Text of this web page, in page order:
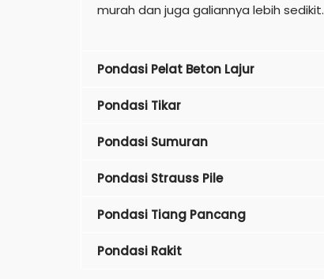
murah dan juga galiannya lebih sedikit.
Pondasi Pelat Beton Lajur
Pondasi Tikar
Pondasi Sumuran
Pondasi Strauss Pile
Pondasi Tiang Pancang
Pondasi Rakit